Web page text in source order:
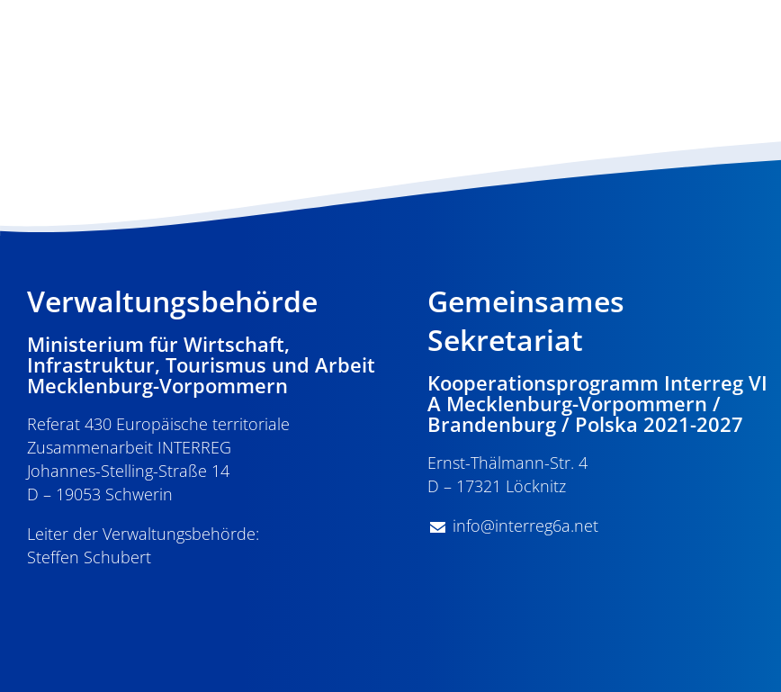
Verwaltungsbehörde
Ministerium für Wirtschaft,
Infrastruktur, Tourismus und Arbeit
Mecklenburg-Vorpommern
Referat 430 Europäische territoriale
Zusammenarbeit INTERREG
Johannes-Stelling-Straße 14
D – 19053 Schwerin
Leiter der Verwaltungsbehörde:
Steffen Schubert
Gemeinsames
Sekretariat
Kooperationsprogramm Interreg VI
A Mecklenburg-Vorpommern /
Brandenburg / Polska 2021-2027
Ernst-Thälmann-Str. 4
D – 17321 Löcknitz
info@interreg6a.net